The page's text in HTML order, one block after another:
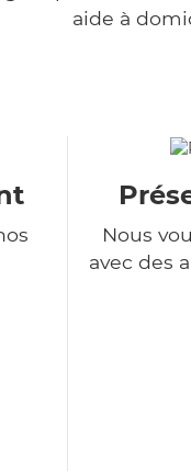
aide à
Nous
avec des